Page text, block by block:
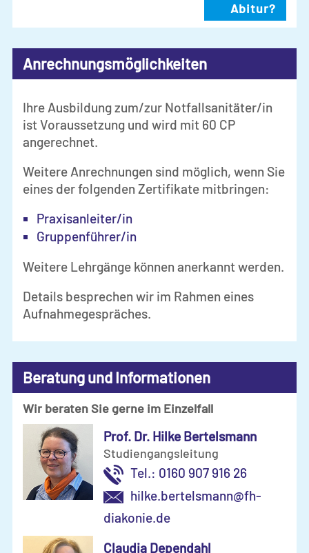
Abitur?
Anrechnungsmöglichkeiten
Ihre Ausbildung zum/zur Notfallsanitäter/in
ist Voraussetzung und wird mit 60 CP
angerechnet.
Weitere Anrechnungen sind möglich, wenn Sie
eines der folgenden Zertifikate mitbringen:
Praxisanleiter/in
Gruppenführer/in
Weitere Lehrgänge können anerkannt werden.
Details besprechen wir im Rahmen eines
Aufnahmegespräches.
Beratung und Informationen
Wir beraten Sie gerne im Einzelfall
Prof. Dr. Hilke Bertelsmann
Studiengangsleitung
Tel.: 0160 907 916 26
hilke.bertelsmann@fh-
diakonie.de
Claudia Dependahl